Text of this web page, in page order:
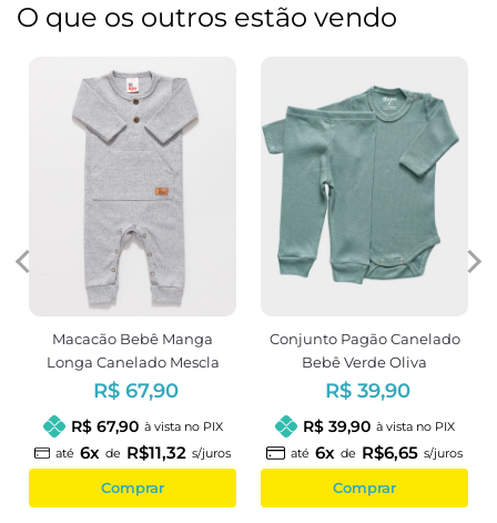
O que os outros estão vendo
Macacão Bebê Manga
Longa Canelado Mescla
Unissex
R$ 67,90
R$ 67,90 à vista no PIX
até 6x de R$11,32 s/juros
Comprar
Conjunto Pagão Canelado
Bebê Verde Oliva
R$ 39,90
R$ 39,90 à vista no PIX
até 6x de R$6,65 s/juros
Comprar